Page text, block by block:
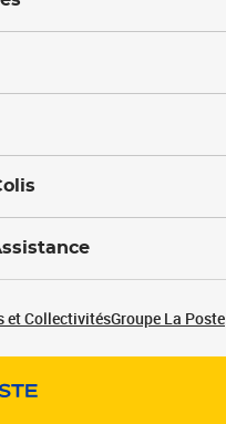
et CollectivitésGroupe La Poste